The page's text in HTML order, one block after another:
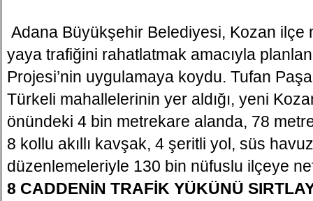
Adana Büyükşehir Belediyesi, Kozan ilçe
yaya trafiğini rahatlatmak amacıyla
Projesi’nin uygulamaya koydu. Tufan
Türkeli mahallelerinin yer aldığı, yeni
önündeki 4 bin metrekare alanda, 78
8 kollu akıllı kavşak, 4 şeritli yol, süs
düzenlemeleriyle 130 bin nüfuslu ilçeye
8 CADDENİN TRAFİK YÜKÜNÜ